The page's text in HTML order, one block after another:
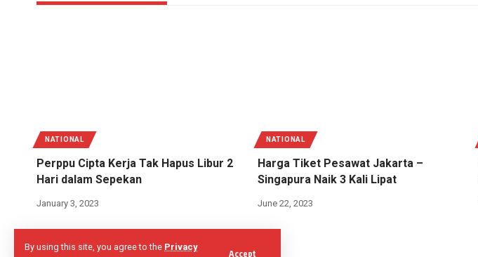
By using this site, you agree to the Privacy
Accept
NATIONAL
Perppu Cipta Kerja Tak Hapus Libur 2
Hari dalam Sepekan
January 3, 2023
NATIONAL
Harga Tiket Pesawat Jakarta –
Singapura Naik 3 Kali Lipat
June 22, 2023